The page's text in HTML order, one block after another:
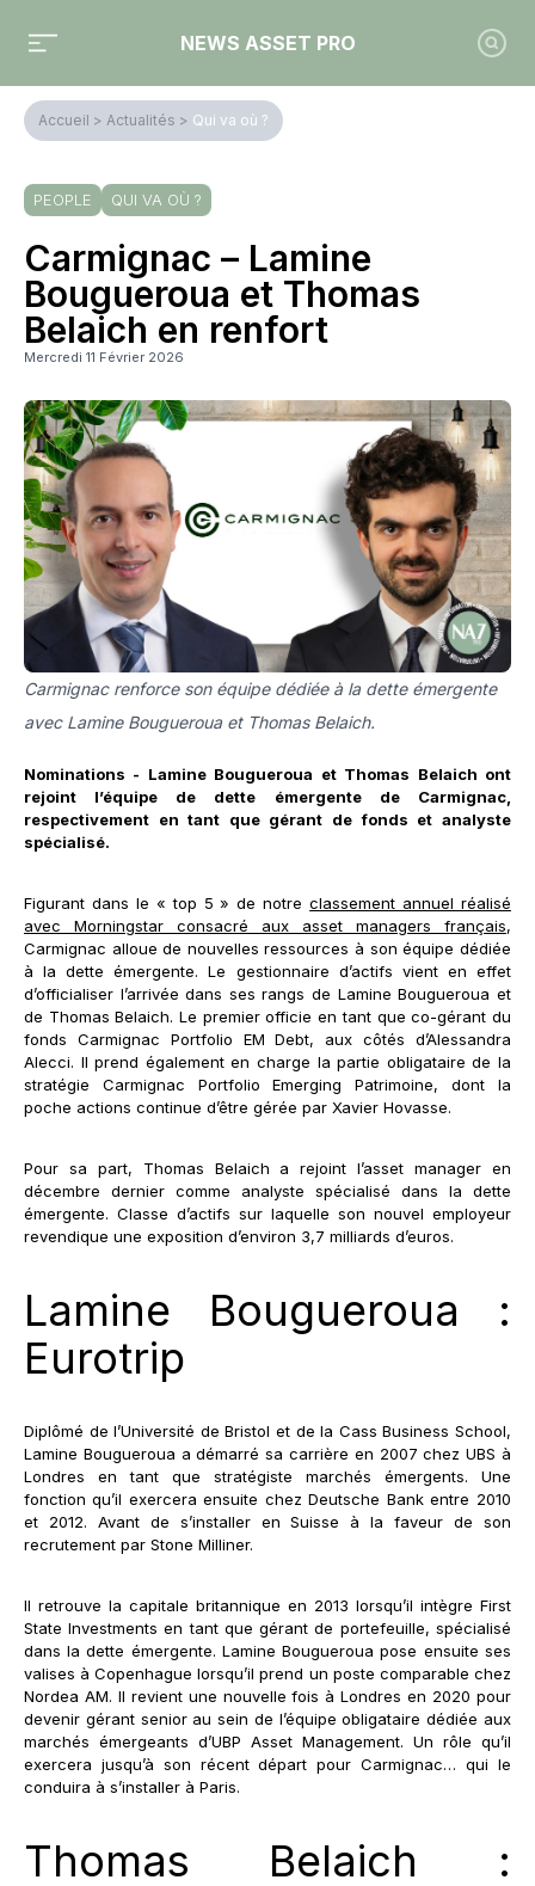
NEWS ASSET PRO
Accueil > Actualités > Qui va où ?
PEOPLE QUI VA OÙ ?
Carmignac – Lamine
Bougueroua et Thomas
Belaich en renfort
Mercredi 11 Février 2026
Carmignac renforce son équipe dédiée à la dette émergente
avec Lamine Bougueroua et Thomas Belaich.
Nominations - Lamine Bougueroua et Thomas Belaich ont
rejoint l’équipe de dette émergente de Carmignac,
respectivement en tant que gérant de fonds et analyste
spécialisé.
Figurant dans le « top 5 » de notreclassement annuel réalisé
avec Morningstar consacré aux asset managers français,
Carmignac alloue de nouvelles ressources à son équipe dédiée
à la dette émergente. Le gestionnaire d’actifs vient en effet
d’officialiser l’arrivée dans ses rangs de Lamine Bougueroua et
de Thomas Belaich. Le premier officie en tant que co-gérant du
fonds Carmignac Portfolio EM Debt, aux côtés d’Alessandra
Alecci. Il prend également en charge la partie obligataire de la
stratégie Carmignac Portfolio Emerging Patrimoine, dont la
poche actions continue d’être gérée par Xavier Hovasse.
Pour sa part, Thomas Belaich a rejoint l’asset manager en
décembre dernier comme analyste spécialisé dans la dette
émergente. Classe d’actifs sur laquelle son nouvel employeur
revendique une exposition d’environ 3,7 milliards d’euros.
Lamine Bougueroua :
Eurotrip
Diplômé de l’Université de Bristol et de la Cass Business School,
Lamine Bougueroua a démarré sa carrière en 2007 chez UBS à
Londres en tant que stratégiste marchés émergents. Une
fonction qu’il exercera ensuite chez Deutsche Bank entre 2010
et 2012. Avant de s’installer en Suisse à la faveur de son
recrutement par Stone Milliner.
Il retrouve la capitale britannique en 2013 lorsqu’il intègre First
State Investments en tant que gérant de portefeuille, spécialisé
dans la dette émergente. Lamine Bougueroua pose ensuite ses
valises à Copenhague lorsqu’il prend un poste comparable chez
Nordea AM. Il revient une nouvelle fois à Londres en 2020 pour
devenir gérant senior au sein de l’équipe obligataire dédiée aux
marchés émergeants d’UBP Asset Management. Un rôle qu’il
exercera jusqu’à son récent départ pour Carmignac… qui le
conduira à s’installer à Paris.
Thomas Belaich :